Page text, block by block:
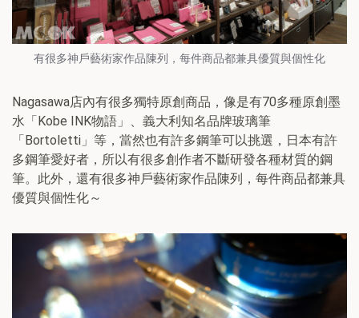
有很多神戶藝術家作品陳列，每件商品都兼具優質與個性化
Nagasawa店內有很多獨特原創商品，像是有70多種原創墨
水「Kobe INK物語」、義大利知名品牌玻璃筆
「Bortoletti」等，當然也有許多鋼筆可以挑選，日本有許
多鋼筆愛好者，所以有很多創作者不斷研發各種材質的鋼
筆。此外，還有很多神戶藝術家作品陳列，每件商品都兼具
優質與個性化～